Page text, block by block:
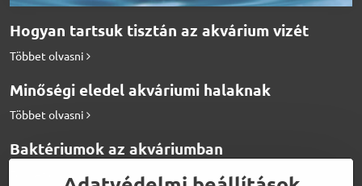
Hogyan tartsuk tisztán az akvárium vizét
Többet olvasni
Minőségi eledel akváriumi halaknak
Többet olvasni
Baktériumok az akváriumban